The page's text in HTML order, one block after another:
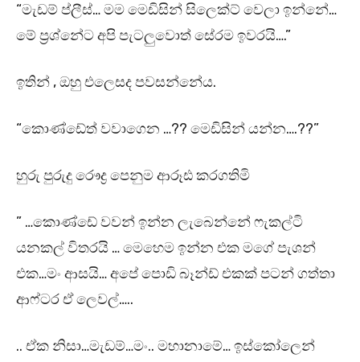
“මැඩම් ප්ලීස්… මම මෙඩිසින් සිලෙක්ට් වෙලා ඉන්නේ…
මේ ප්‍රශ්නේට අපි පැටලුවොත් සේරම ඉවරයි….”
ඉතින් , ඔහු එලෙසද පවසන්නේය.
“කොණ්ඩේත් වවාගෙන …?? මෙඩිසින් යන්න….??”
හුරු පුරුදු රෞද්‍ර පෙනුම ආරූඪ කරගතිමි
” …කොණ්ඩේ වවන් ඉන්න ලැබෙන්නේ ෆැකල්ටි
යනකල් විතරයි … මෙහෙම ඉන්න එක මගේ පැශන්
එක…මං ආසයි… අපේ පොඩි බෑන්ඩ් එකක් පටන් ගත්තා
ආෆ්ටර ඒ ලෙවල්…..
.. ඒක නිසා…මැඩම්…මං.. මහානාමේ… ඉස්කෝලෙන්